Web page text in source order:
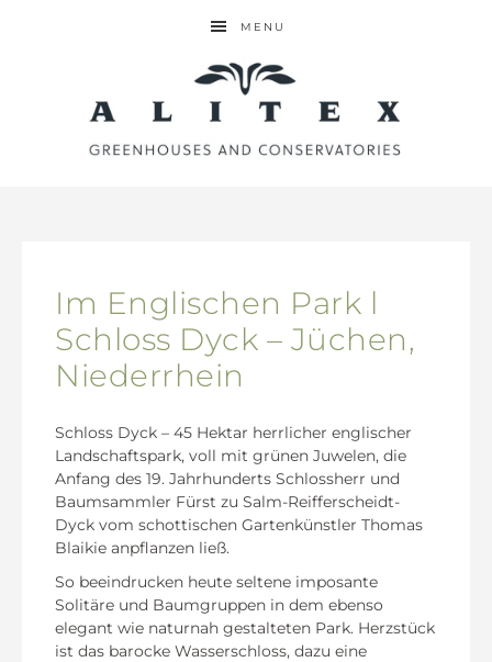
MENU
Im Englischen Park l
Schloss Dyck – Jüchen,
Niederrhein
Schloss Dyck – 45 Hektar herrlicher englischer
Landschaftspark, voll mit grünen Juwelen, die
Anfang des 19. Jahrhunderts Schlossherr und
Baumsammler Fürst zu Salm-Reifferscheidt-
Dyck vom schottischen Gartenkünstler Thomas
Blaikie anpflanzen ließ.
So beeindrucken heute seltene imposante
Solitäre und Baumgruppen in dem ebenso
elegant wie naturnah gestalteten Park. Herzstück
ist das barocke Wasserschloss, dazu eine